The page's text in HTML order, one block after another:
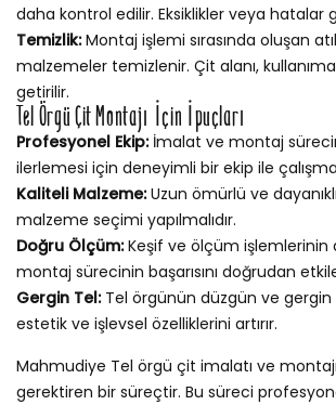
daha kontrol edilir. Eksiklikler veya hatalar
Temizlik:Montaj işlemi sırasında oluşan
malzemeler temizlenir. Çit alanı,
getirilir.
Tel Örgü Çit Montajı İçin İpuçları
Profesyonel Ekip:İmalat ve montaj
ilerlemesi için deneyimli bir ekip ile
Kaliteli Malzeme:Uzun ömürlü ve
malzeme seçimi yapılmalıdır.
Doğru Ölçüm:Keşif ve ölçüm işlemlerinin
montaj sürecinin başarısını doğrudan
Gergin Tel:Tel örgünün düzgün ve gergin
estetik ve işlevsel özelliklerini artırır.
Mahmudiye Tel örgü çit imalatı ve
gerektiren bir süreçtir. Bu süreci